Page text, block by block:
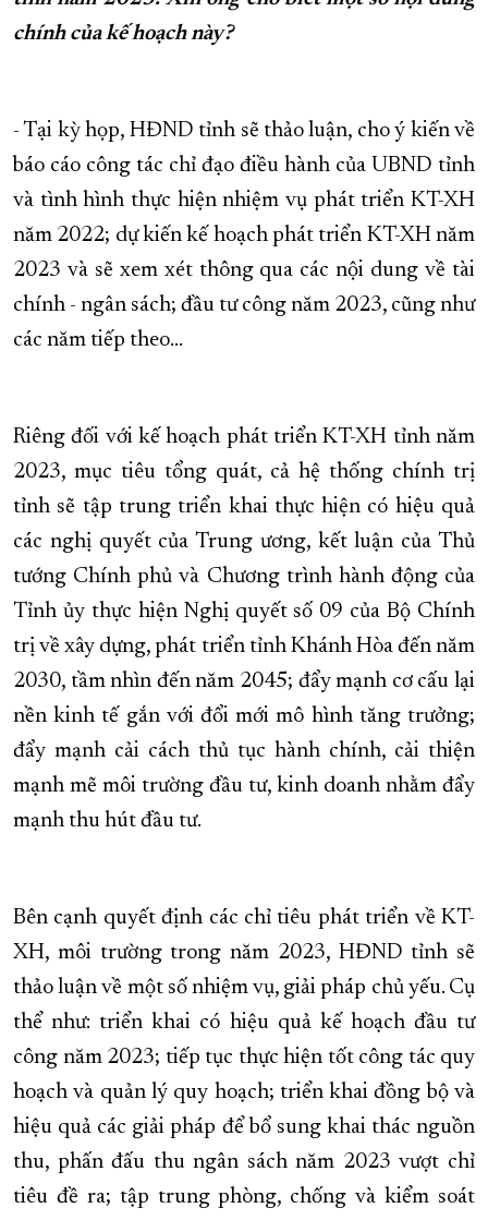
chính của kế hoạch này?
- Tại kỳ họp, HĐND tỉnh sẽ thảo luận, cho ý kiến về
báo cáo công tác chỉ đạo điều hành của UBND tỉnh
và tình hình thực hiện nhiệm vụ phát triển KT-XH
năm 2022; dự kiến kế hoạch phát triển KT-XH năm
2023 và sẽ xem xét thông qua các nội dung về tài
chính - ngân sách; đầu tư công năm 2023, cũng như
các năm tiếp theo…
Riêng đối với kế hoạch phát triển KT-XH tỉnh năm
2023, mục tiêu tổng quát, cả hệ thống chính trị
tỉnh sẽ tập trung triển khai thực hiện có hiệu quả
các nghị quyết của Trung ương, kết luận của Thủ
tướng Chính phủ và Chương trình hành động của
Tỉnh ủy thực hiện Nghị quyết số 09 của Bộ Chính
trị về xây dựng, phát triển tỉnh Khánh Hòa đến năm
2030, tầm nhìn đến năm 2045; đẩy mạnh cơ cấu lại
nền kinh tế gắn với đổi mới mô hình tăng trưởng;
đẩy mạnh cải cách thủ tục hành chính, cải thiện
mạnh mẽ môi trường đầu tư, kinh doanh nhằm đẩy
mạnh thu hút đầu tư.
Bên cạnh quyết định các chỉ tiêu phát triển về KT-
XH, môi trường trong năm 2023, HĐND tỉnh sẽ
thảo luận về một số nhiệm vụ, giải pháp chủ yếu. Cụ
thể như: triển khai có hiệu quả kế hoạch đầu tư
công năm 2023; tiếp tục thực hiện tốt công tác quy
hoạch và quản lý quy hoạch; triển khai đồng bộ và
hiệu quả các giải pháp để bổ sung khai thác nguồn
thu, phấn đấu thu ngân sách năm 2023 vượt chỉ
tiêu đề ra; tập trung phòng, chống và kiểm soát